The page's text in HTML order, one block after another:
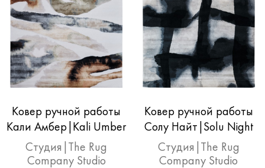
Ковер ручной работы
Кали Амбер|Kali Umber
Студия|The Rug
Company Studio
Ковер ручной работы
Солу Найт|Solu Night
Студия|The Rug
Company Studio